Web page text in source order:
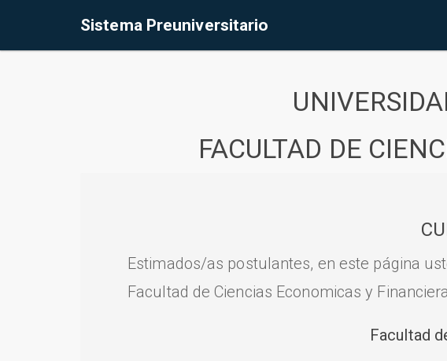
Sistema Preuniversitario
FACULTAD DE
Estimados/as postulantes, en este página
Facultad de Ciencias Economicas y
Facultad